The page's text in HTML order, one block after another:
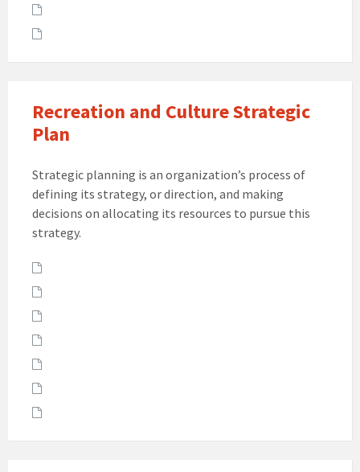
Attachments
Recreation and Culture Strategic
Plan
Strategic planning is an organization’s process of
defining its strategy, or direction, and making
decisions on allocating its resources to pursue this
strategy.
Attachments